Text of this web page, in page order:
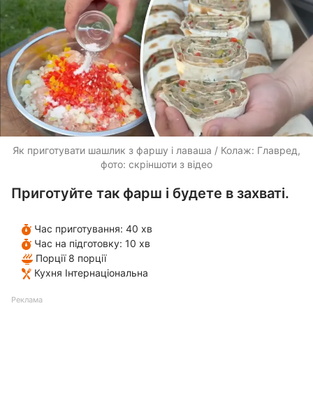
Як приготувати шашлик з фаршу і лаваша / Колаж: Главред,
фото: скріншоти з відео
Приготуйте так фарш і будете в захваті.
Час приготування: 40 хв
Час на підготовку: 10 хв
Порції 8 порції
Кухня Інтернаціональна
Реклама